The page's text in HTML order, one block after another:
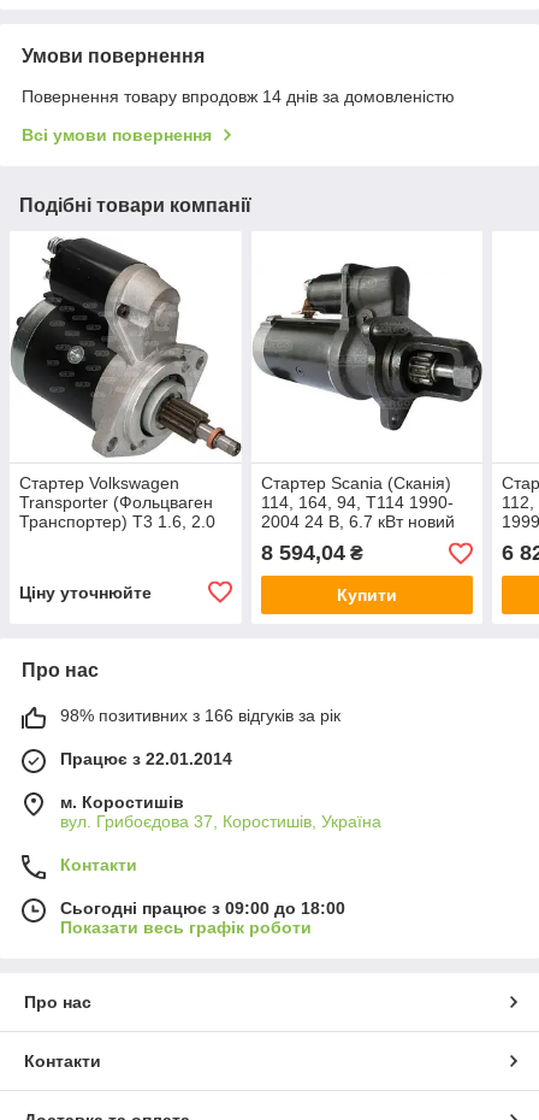
Умови повернення
Повернення товару впродовж 14 днів за домовленістю
Всі умови повернення
Подібні товари компанії
Стартер Volkswagen
Transporter (Фольцваген
Транспортер) T3 1.6, 2.0
Ціну уточнюйте
Стартер Scania (Сканія)
114, 164, 94, T114 1990-
2004 24 В, 6.7 кВт новий
8 594,04₴
Купити
6
Про нас
98% позитивних з 166 відгуків за рік
Працює з 22.01.2014
м. Коростишів
вул. Грибоєдова 37, Коростишів, Україна
Контакти
Сьогодні працює з 09:00 до 18:00
Показати весь графік роботи
Про нас
Контакти